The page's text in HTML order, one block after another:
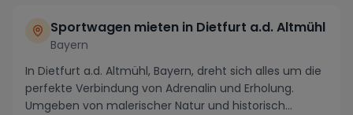
Sportwagen mieten in Dietfurt a.d. Altmühl
Bayern
In Dietfurt a.d. Altmühl, Bayern, dreht sich alles um die
perfekte Verbindung von Adrenalin und Erholung.
Umgeben von malerischer Natur und historisch...